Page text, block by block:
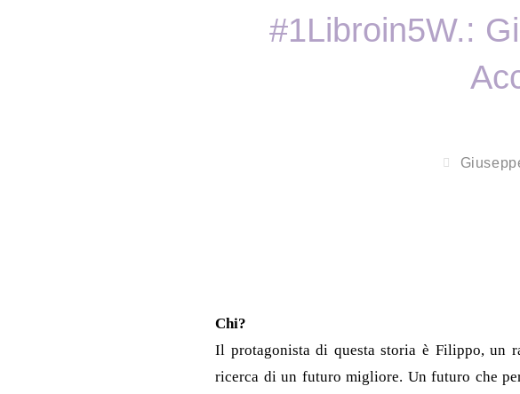
#1Libroin5W.:
Chi?
Il protagonista di questa storia è Filippo, un
ricerca di un futuro migliore. Un futuro che